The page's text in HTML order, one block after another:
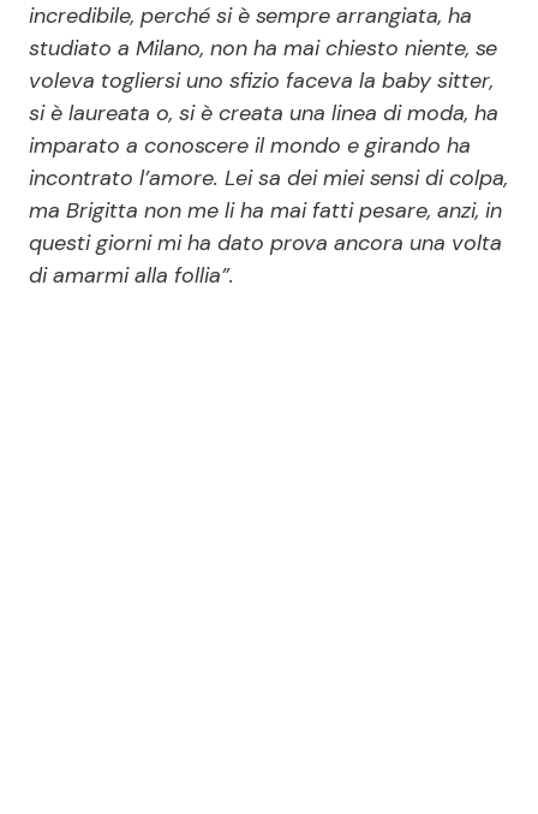
incredibile, perché si è sempre arrangiata, ha
studiato a Milano, non ha mai chiesto niente, se
voleva togliersi uno sfizio faceva la baby sitter,
si è laureata o, si è creata una linea di moda, ha
imparato a conoscere il mondo e girando ha
incontrato l’amore. Lei sa dei miei sensi di colpa,
ma Brigitta non me li ha mai fatti pesare, anzi, in
questi giorni mi ha dato prova ancora una volta
di amarmi alla follia”.